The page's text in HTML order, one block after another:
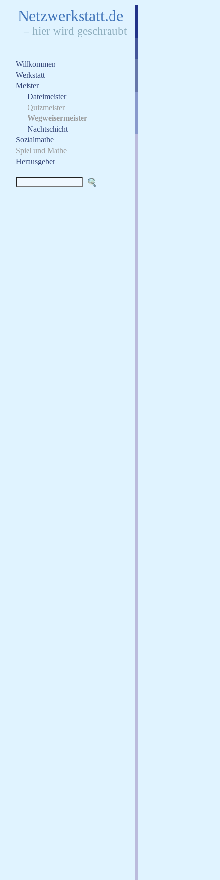
Netzwerkstatt.de
– hier wird geschraubt
Willkommen
Werkstatt
Meister
Dateimeister
Quizmeister
Wegweisermeister
Nachtschicht
Sozialmathe
Spiel und Mathe
Herausgeber